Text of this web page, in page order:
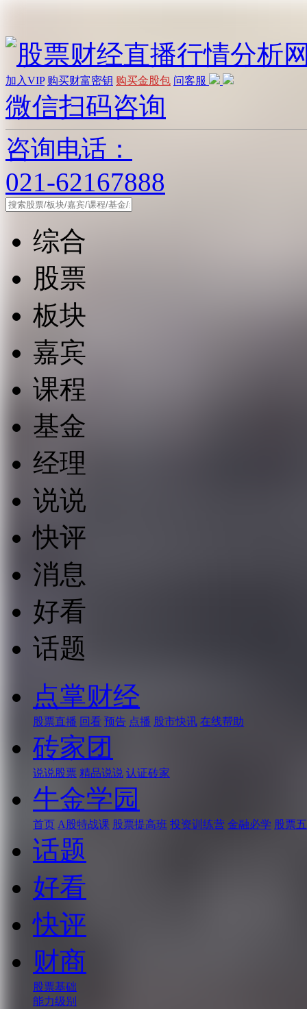
加入VIP 购买财富密钥 购买金股包 问客服
微信扫码咨询
咨询电话：
021-62167888
综合
股票
板块
嘉宾
课程
基金
经理
说说
快评
消息
好看
话题
点掌财经
股票直播 回看 预告 点播 股市快讯 在线帮助
砖家团
说说股票 精品说说 认证砖家
牛金学园
首页 A股特战课 股票提高班 投资训练营 金融必学 股票
话题
好看
快评
财商
股票基础
能力级别